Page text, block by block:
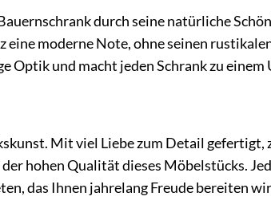
durch seine natürliche
moderne Note, ohne seinen
Optik und macht jeden Schrank zu einem
Mit viel Liebe zum Detail gefertigt,
hohen Qualität dieses Möbelstücks.
das Ihnen jahrelang Freude bereiten